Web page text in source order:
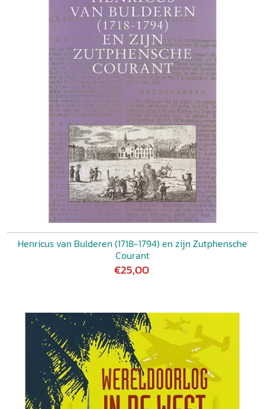
Henricus van Bulderen (1718-1794) en zijn Zutphensche
Courant
€25,00